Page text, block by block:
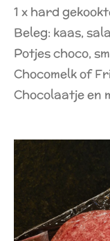
1 x hard
Beleg: kaas,
Potjes choco,
Chocomelk of
Chocolaatje en